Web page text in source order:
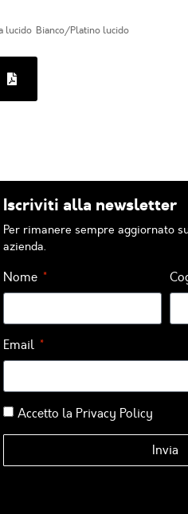
lucido Bianco/Platino lucido
Iscriviti alla newsletter
Per rimanere sempre aggiornato
azienda.
Nome
Email
Accetto la Privacy Policy
Invia